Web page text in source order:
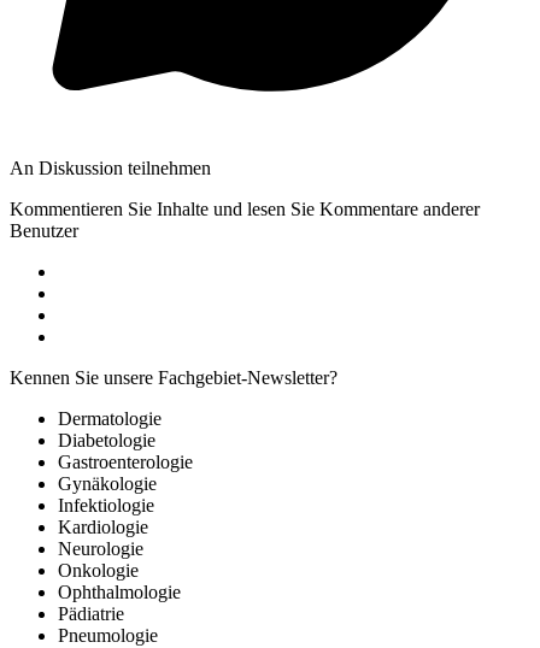
An Diskussion teilnehmen
Kommentieren Sie Inhalte und lesen Sie Kommentare anderer
Benutzer
Kennen Sie unsere Fachgebiet-Newsletter?
Dermatologie
Diabetologie
Gastroenterologie
Gynäkologie
Infektiologie
Kardiologie
Neurologie
Onkologie
Ophthalmologie
Pädiatrie
Pneumologie